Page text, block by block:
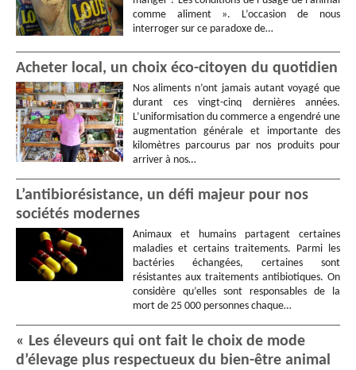
comme aliment ». L’occasion de nous
interroger sur ce paradoxe de…
Acheter local, un choix éco-citoyen du quotidien
Nos aliments n’ont jamais autant voyagé que
durant ces vingt-cinq dernières années.
L’uniformisation du commerce a engendré une
augmentation générale et importante des
kilomètres parcourus par nos produits pour
arriver à nos…
L’antibiorésistance, un défi majeur pour nos
sociétés modernes
Animaux et humains partagent certaines
maladies et certains traitements. Parmi les
bactéries échangées, certaines sont
résistantes aux traitements antibiotiques. On
considère qu’elles sont responsables de la
mort de 25 000 personnes chaque…
« Les éleveurs qui ont fait le choix de mode
d’élevage plus respectueux du bien-être animal